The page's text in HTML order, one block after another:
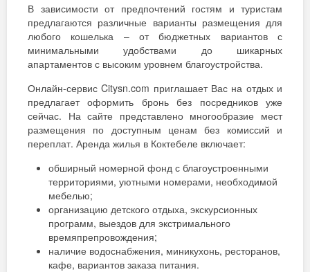
В зависимости от предпочтений гостям и туристам
предлагаются различные варианты размещения для
любого кошелька – от бюджетных вариантов с
минимальными удобствами до шикарных
апартаментов с высоким уровнем благоустройства.
Онлайн-сервис Citysn.com приглашает Вас на отдых и
предлагает оформить бронь без посредников уже
сейчас. На сайте представлено многообразие мест
размещения по доступным ценам без комиссий и
переплат. Аренда жилья в Коктебеле включает:
обширный номерной фонд с благоустроенными
территориями, уютными номерами, необходимой
мебелью;
организацию детского отдыха, экскурсионных
программ, выездов для экстримального
времяпрепровождения;
наличие водоснабжения, миникухонь, ресторанов,
кафе, вариантов заказа питания.